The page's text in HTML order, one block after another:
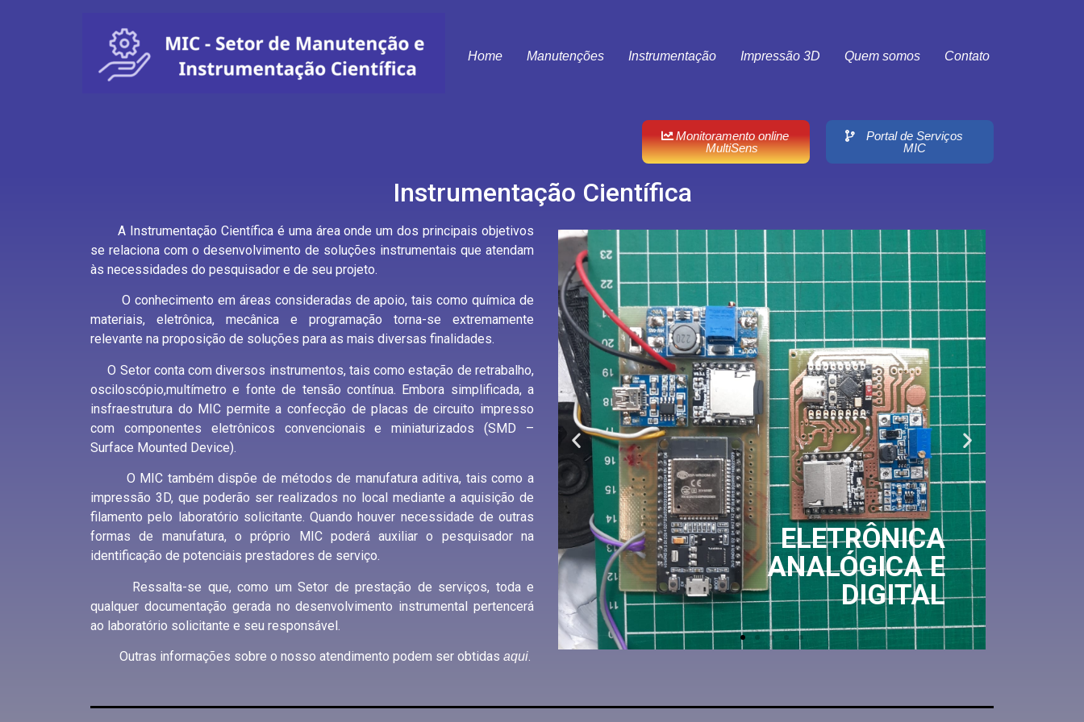
Home Manutenções Instrumentação Impressão 3D Quem somos Contato
Monitoramento online
MultiSens
Portal de Serviços
MIC
Instrumentação Científica
A Instrumentação Científica é uma área onde um dos principais objetivos
se relaciona com o desenvolvimento de soluções instrumentais que atendam
às necessidades do pesquisador e de seu projeto.
O conhecimento em áreas consideradas de apoio, tais como química de
materiais, eletrônica, mecânica e programação torna-se extremamente
relevante na proposição de soluções para as mais diversas finalidades.
O Setor conta com diversos instrumentos, tais como estação de retrabalho,
osciloscópio,multímetro e fonte de tensão contínua. Embora simplificada, a
insfraestrutura do MIC permite a confecção de placas de circuito impresso
com componentes eletrônicos convencionais e miniaturizados (SMD –
Surface Mounted Device).
O MIC também dispõe de métodos de manufatura aditiva, tais como a
impressão 3D, que poderão ser realizados no local mediante a aquisição de
filamento pelo laboratório solicitante. Quando houver necessidade de outras
formas de manufatura, o próprio MIC poderá auxiliar o pesquisador na
identificação de potenciais prestadores de serviço.
Ressalta-se que, como um Setor de prestação de serviços, toda e
qualquer documentação gerada no desenvolvimento instrumental pertencerá
ao laboratório solicitante e seu responsável.
Outras informações sobre o nosso atendimento podem ser obtidas aqui.
MONITORAMENTO
E AQUISIÇÃO DE
DADOS
ELETRÔNICA
ANALÓGICA E
DIGITAL